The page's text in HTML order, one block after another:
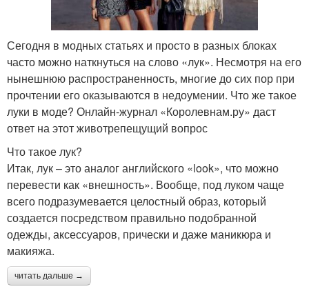
Сегодня в модных статьях и просто в разных блоках
часто можно наткнуться на слово «лук». Несмотря на его
нынешнюю распространенность, многие до сих пор при
прочтении его оказываются в недоумении. Что же такое
луки в моде? Онлайн-журнал «Королевнам.ру» даст
ответ на этот животрепещущий вопрос
Что такое лук?
Итак, лук – это аналог английского «look», что можно
перевести как «внешность». Вообще, под луком чаще
всего подразумевается целостный образ, который
создается посредством правильно подобранной
одежды, аксессуаров, прически и даже маникюра и
макияжа.
читать дальше →